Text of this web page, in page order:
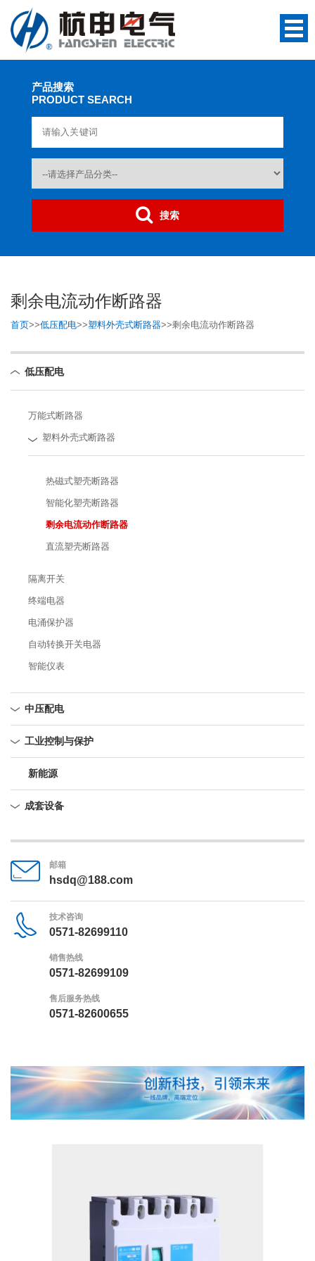
产品搜索
PRODUCT SEARCH
搜索
剩余电流动作断路器
首页>>低压配电>>塑料外壳式断路器>>剩余电流动作断路器
低压配电
万能式断路器
塑料外壳式断路器
热磁式塑壳断路器
智能化塑壳断路器
剩余电流动作断路器
直流塑壳断路器
隔离开关
终端电器
电涌保护器
自动转换开关电器
智能仪表
中压配电
工业控制与保护
新能源
成套设备
邮箱
hsdq@188.com
技术咨询
0571-82699110
销售热线
0571-82699109
售后服务热线
0571-82600655